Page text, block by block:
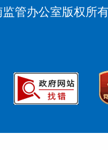
监管办公室版权所